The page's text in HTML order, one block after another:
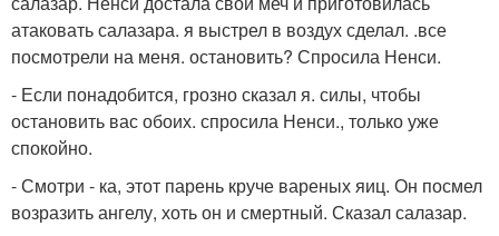
атаковать салазара. я выстрел в воздух сделал. .все
посмотрели на меня. остановить? Спросила Ненси.
- Если понадобится, грозно сказал я. силы, чтобы
остановить вас обоих. спросила Ненси., только уже
спокойно.
- Смотри - ка, этот парень круче вареных яиц. Он посмел
возразить ангелу, хоть он и смертный. Сказал салазар.